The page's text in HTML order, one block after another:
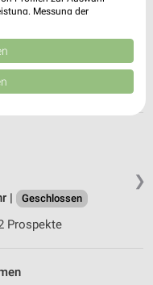
❯
| Geschlossen
Prospekt
❯
|
Geschlossen
Prospekte
Messung der
Entwicklung und
Daten zur Auswahl
weitergegeben und in die